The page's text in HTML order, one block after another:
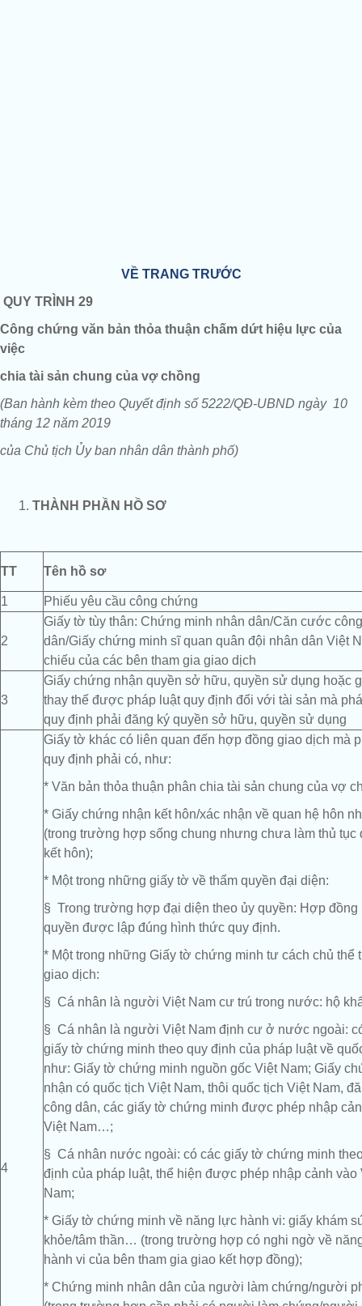
VỀ TRANG TRƯỚC
QUY TRÌNH 29
Công chứng văn bản thỏa thuận chấm dứt hiệu lực của
việc
chia tài sản chung của vợ chồng
(Ban hành kèm theo Quyết định số 5222/QĐ-UBND ngày 10
tháng 12 năm 2019
của Chủ tịch Ủy ban nhân dân thành phố)
THÀNH PHẦN HỒ SƠ
TT Tên hồ sơ
1 Phiếu yêu cầu công chứng
2
Giấy tờ tùy thân: Chứng minh nhân dân/Căn cước công
dân/Giấy chứng minh sĩ quan quân đội nhân dân Việt
chiếu của các bên tham gia giao dịch
3
Giấy chứng nhận quyền sở hữu, quyền sử dụng hoặc
thay thế được pháp luật quy định đối với tài sản mà
quy định phải đăng ký quyền sở hữu, quyền sử dụng
4
Giấy tờ khác có liên quan đến hợp đồng giao dịch mà
quy định phải có, như:
* Văn bản thỏa thuận phân chia tài sản chung của vợ
* Giấy chứng nhận kết hôn/xác nhận về quan hệ hôn
(trong trường hợp sống chung nhưng chưa làm thủ tục
kết hôn);
* Một trong những giấy tờ về thẩm quyền đại diện:
§ Trong trường hợp đại diện theo ủy quyền: Hợp đồng
quyền được lập đúng hình thức quy định.
* Một trong những Giấy tờ chứng minh tư cách chủ thể
giao dịch:
§ Cá nhân là người Việt Nam cư trú trong nước: hộ
§ Cá nhân là người Việt Nam định cư ở nước ngoài:
giấy tờ chứng minh theo quy định của pháp luật về
như: Giấy tờ chứng minh nguồn gốc Việt Nam; Giấy
nhận có quốc tịch Việt Nam, thôi quốc tịch Việt Nam,
công dân, các giấy tờ chứng minh được phép nhập
Việt Nam…;
§ Cá nhân nước ngoài: có các giấy tờ chứng minh
định của pháp luật, thể hiện được phép nhập cảnh vào
Nam;
* Giấy tờ chứng minh về năng lực hành vi: giấy khám
khỏe/tâm thần… (trong trường hợp có nghi ngờ về
hành vi của bên tham gia giao kết hợp đồng);
* Chứng minh nhân dân của người làm chứng/người